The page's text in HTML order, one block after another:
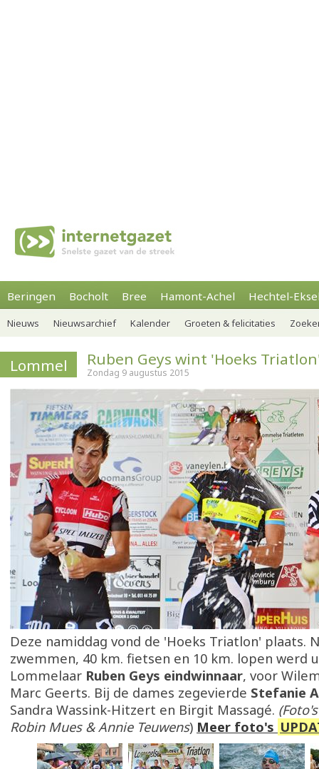
Beringen Bocholt Bree Hamont-Achel Hechtel-
Nieuws Nieuwsarchief Kalender Groeten & felicitaties
Lommel Ruben Geys wint 'Hoeks
Zondag 9 augustus 2015
Deze namiddag vond de 'Hoeks Triatlon' plaats.
zwemmen, 40 km. fietsen en 10 km. lopen werd
Lommelaar Ruben Geys eindwinnaar, voor
Marc Geerts. Bij de dames zegevierde Stefanie
Sandra Wassink-Hitzert en Birgit Massagé.
Robin Mues & Annie Teuwens) Meer foto's